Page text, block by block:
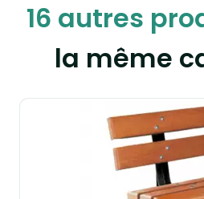
16 autres
la même